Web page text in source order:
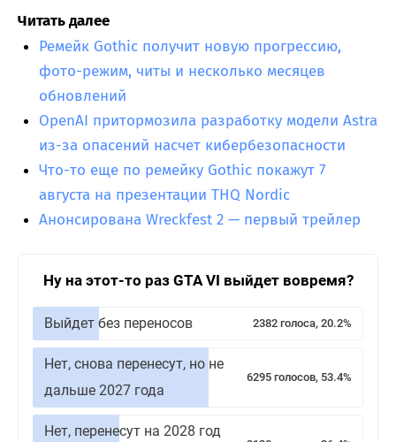
Читать далее
Ремейк Gothic получит новую прогрессию,
фото-режим, читы и несколько месяцев
обновлений
OpenAI притормозила разработку модели Astra
из-за опасений насчет кибербезопасности
Что-то еще по ремейку Gothic покажут 7
августа на презентации THQ Nordic
Анонсирована Wreckfest 2 — первый трейлер
Ну на этот-то раз GTA VI выйдет вовремя?
Выйдет без переносов 2382 голоса, 20.2%
Нет, снова перенесут, но не
дальше 2027 года
6295 голосов, 53.4%
Нет, перенесут на 2028 год